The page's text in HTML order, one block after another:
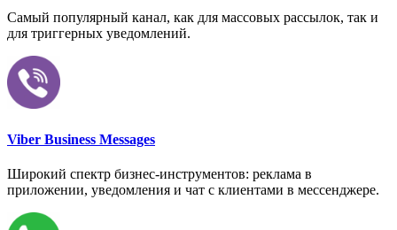
Самый популярный канал, как для массовых рассылок, так и
для триггерных уведомлений.
Viber Business Messages
Широкий спектр бизнес-инструментов: реклама в
приложении, уведомления и чат с клиентами в мессенджере.